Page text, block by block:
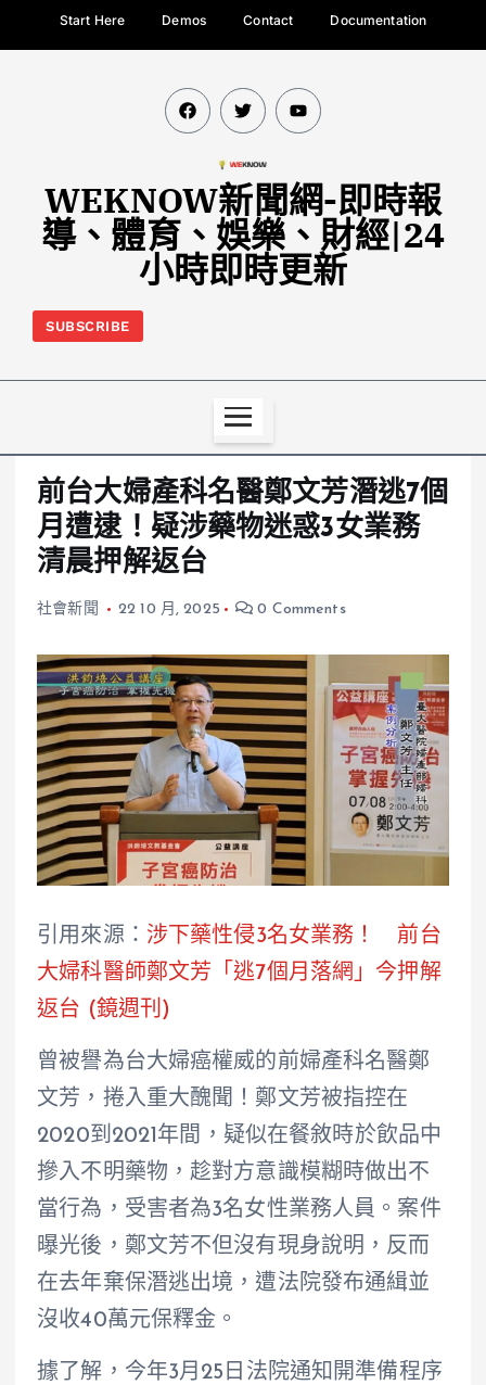
Start Here Demos Contact Documentation
WEKNOW新聞網-即時報
導、體育、娛樂、財經|24
小時即時更新
SUBSCRIBE
前台大婦產科名醫鄭文芳潛逃7個
月遭逮！疑涉藥物迷惑3女業務
清晨押解返台
社會新聞 22 10 月, 2025 0 Comments
引用來源： 涉下藥性侵3名女業務！ 前台
大婦科醫師鄭文芳「逃7個月落網」今押解
返台 (鏡週刊)
曾被譽為台大婦癌權威的前婦產科名醫鄭
文芳，捲入重大醜聞！鄭文芳被指控在
2020到2021年間，疑似在餐敘時於飲品中
摻入不明藥物，趁對方意識模糊時做出不
當行為，受害者為3名女性業務人員。案件
曝光後，鄭文芳不但沒有現身說明，反而
在去年棄保潛逃出境，遭法院發布通緝並
沒收40萬元保釋金。
據了解，今年3月25日法院通知開準備程序